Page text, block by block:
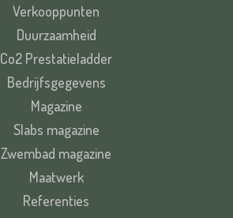
Verkooppunten
Duurzaamheid
Co2 Prestatieladder
Bedrijfsgegevens
Magazine
Slabs magazine
Zwembad magazine
Maatwerk
Referenties